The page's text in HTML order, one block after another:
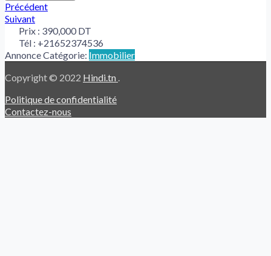
Précédent
Suivant
Prix : 390,000 DT
Tél : +21652374536
Annonce Catégorie: Immobilier
Copyright © 2022 Hindi.tn .
Politique de confidentialité
Contactez-nous